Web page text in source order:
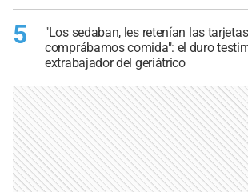
5
"Los sedaban, les retenían las
comprábamos comida": el duro
extrabajador del geriátrico